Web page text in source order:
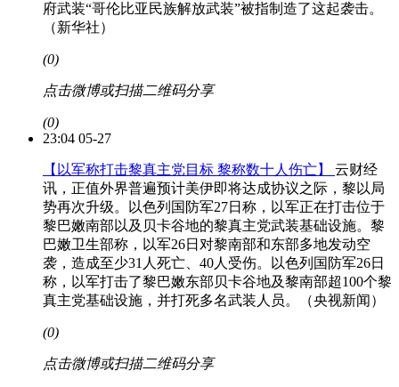
府武装“哥伦比亚民族解放武装”被指制造了这起袭击。
（新华社）
(0)
点击微博或扫描二维码分享
(0)
23:04 05-27
【以军称打击黎真主党目标 黎称数十人伤亡】 云财经
讯，正值外界普遍预计美伊即将达成协议之际，黎以局
势再次升级。以色列国防军27日称，以军正在打击位于
黎巴嫩南部以及贝卡谷地的黎真主党武装基础设施。黎
巴嫩卫生部称，以军26日对黎南部和东部多地发动空
袭，造成至少31人死亡、40人受伤。以色列国防军26日
称，以军打击了黎巴嫩东部贝卡谷地及黎南部超100个黎
真主党基础设施，并打死多名武装人员。（央视新闻）
(0)
点击微博或扫描二维码分享